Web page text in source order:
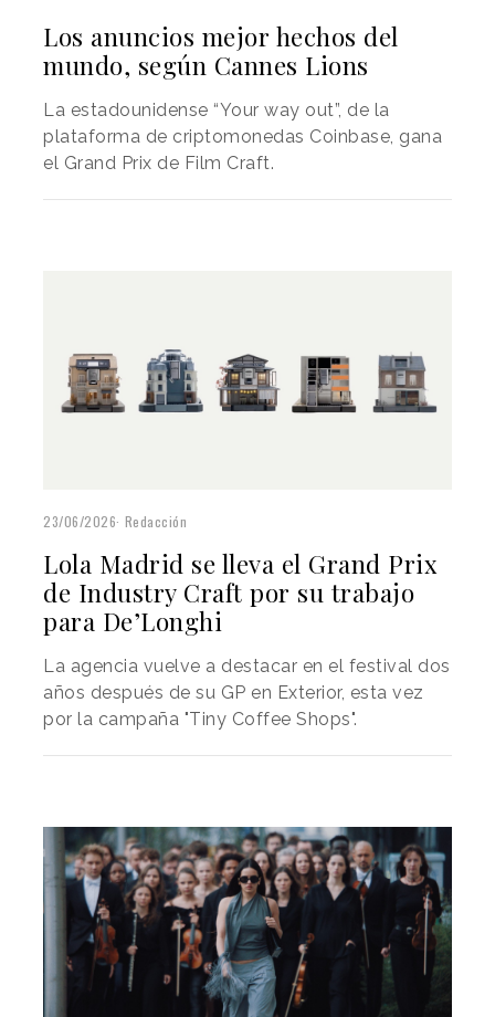
Los anuncios mejor hechos del
mundo, según Cannes Lions
La estadounidense “Your way out”, de la
plataforma de criptomonedas Coinbase, gana
el Grand Prix de Film Craft.
23/06/2026 Redacción
Lola Madrid se lleva el Grand Prix
de Industry Craft por su trabajo
para De’Longhi
La agencia vuelve a destacar en el festival dos
años después de su GP en Exterior, esta vez
por la campaña "Tiny Coffee Shops".